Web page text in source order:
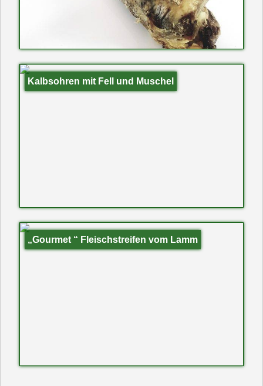
Kalbsohren mit Fell und Muschel
„Gourmet “ Fleischstreifen vom Lamm